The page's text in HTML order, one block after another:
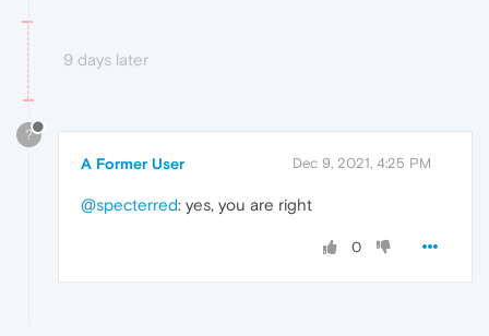
9 days later
?
A Former User Dec 9, 2021, 4:25 PM
@specterred: yes, you are right
0